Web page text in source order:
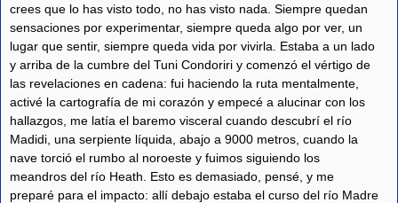
crees que lo has visto todo, no has visto nada. Siempre quedan
sensaciones por experimentar, siempre queda algo por ver, un
lugar que sentir, siempre queda vida por vivirla. Estaba a un lado
y arriba de la cumbre del Tuni Condoriri y comenzó el vértigo de
las revelaciones en cadena: fui haciendo la ruta mentalmente,
activé la cartografía de mi corazón y empecé a alucinar con los
hallazgos, me latía el baremo visceral cuando descubrí el río
Madidi, una serpiente líquida, abajo a 9000 metros, cuando la
nave torció el rumbo al noroeste y fuimos siguiendo los
meandros del río Heath. Esto es demasiado, pensé, y me
preparé para el impacto: allí debajo estaba el curso del río Madre